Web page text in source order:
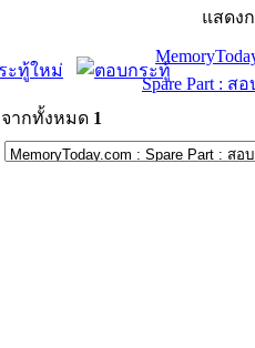
แสดง
Spare Part : ส
จากทั้งหมด 1